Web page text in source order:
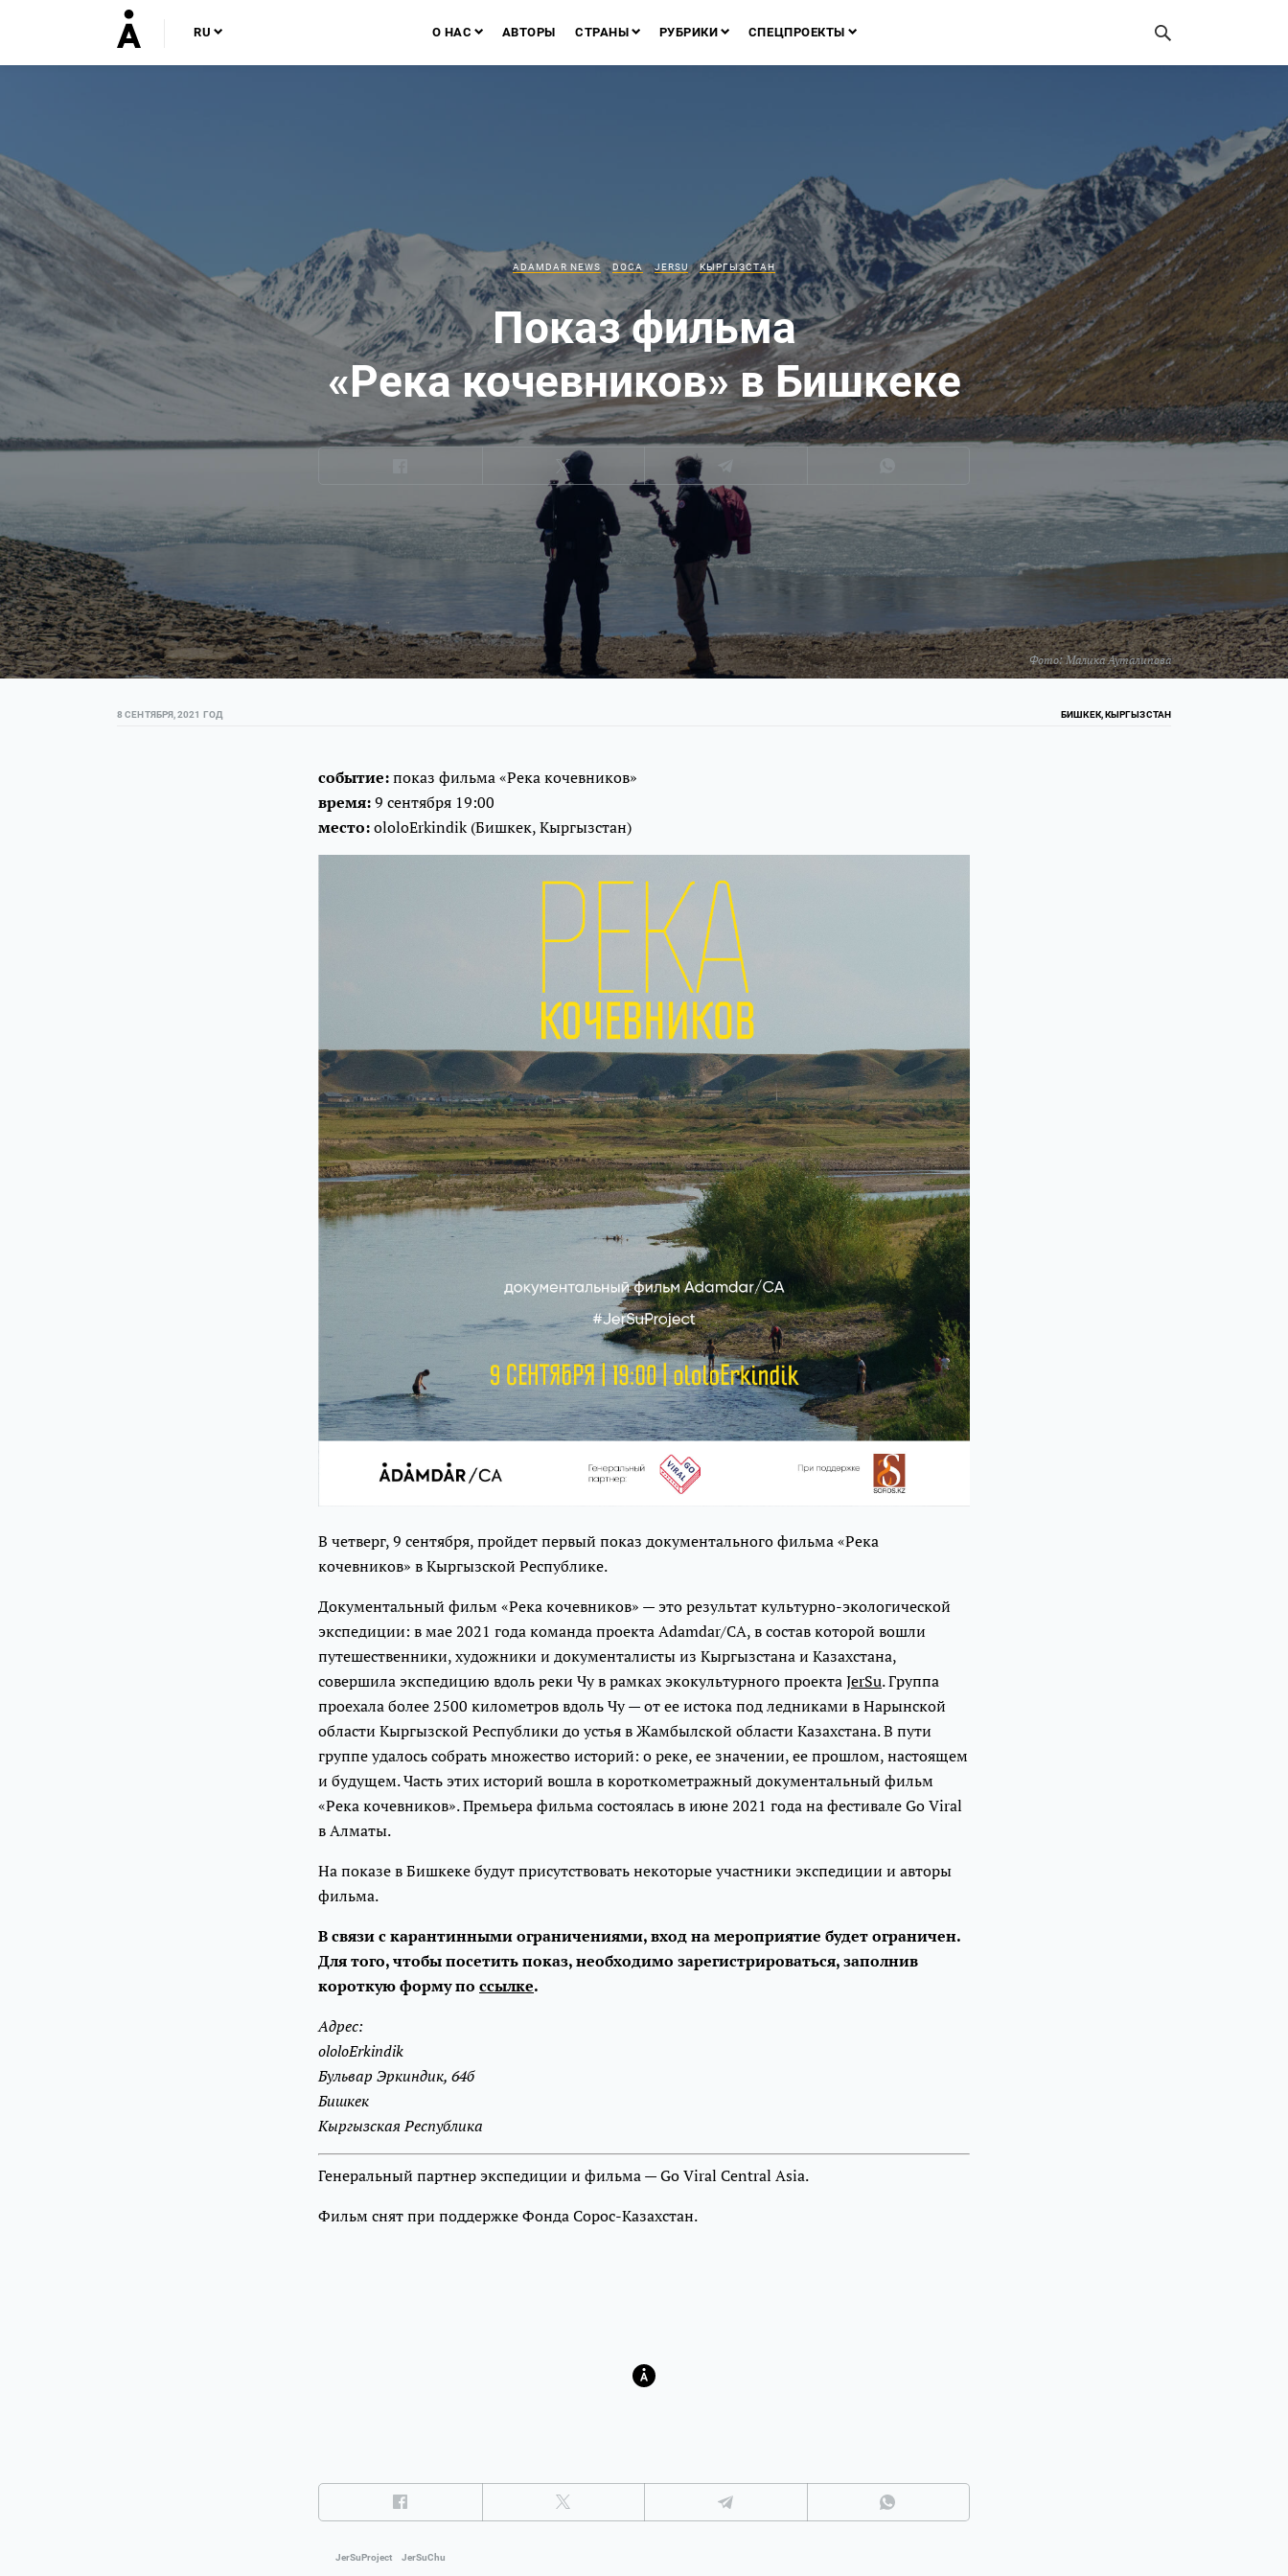
RU О НАС АВТОРЫ СТРАНЫ РУБРИКИ СПЕЦПРОЕКТЫ
Фото:Малика Ауталипова
ADAMDAR NEWS DOCA JERSU КЫРГЫЗСТАН
Показ фильма
«Река кочевников» в Бишкеке
8 СЕНТЯБРЯ, 2021 ГОД БИШКЕК, КЫРГЫЗСТАН
событие:показ фильма «Река кочевников»
время:9 сентября 19:00
место:ololoErkindik (Бишкек, Кыргызстан)
В четверг, 9 сентября, пройдет первый показ документального фильма «Река
кочевников» в Кыргызской Республике.
Документальный фильм «Река кочевников» — это результат культурно-экологической
экспедиции: в мае 2021 года команда проекта Adamdar/CA, в состав которой вошли
путешественники, художники и документалисты из Кыргызстана и Казахстана,
совершила экспедицию вдоль реки Чу в рамках экокультурного проектаJerSu. Группа
проехала более 2500 километров вдоль Чу — от ее истока под ледниками в Нарынской
области Кыргызской Республики до устья в Жамбылской области Казахстана. В пути
группе удалось собрать множество историй: о реке, ее значении, ее прошлом, настоящем
и будущем. Часть этих историй вошла в короткометражный документальный фильм
«Река кочевников». Премьера фильма состоялась в июне 2021 года на фестивале Go Viral
в Алматы.
На показе в Бишкеке будут присутствовать некоторые участники экспедиции и авторы
фильма.
В связи с карантинными ограничениями, вход на мероприятие будет ограничен.
Для того, чтобы посетить показ, необходимо зарегистрироваться, заполнив
короткую форму по ссылке.
Адрес:
ololoErkindik
Бульвар Эркиндик, 64б
Бишкек
Кыргызская Республика
Генеральный партнер экспедиции и фильма — Go Viral Central Asia.
Фильм снят при поддержке Фонда Сорос-Казахстан.
JerSuProject JerSuChu